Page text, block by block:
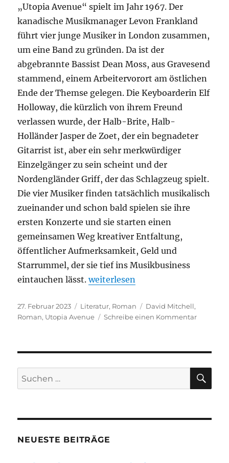
„Utopia Avenue“ spielt im Jahr 1967. Der
kanadische Musikmanager Levon Frankland
führt vier junge Musiker in London zusammen,
um eine Band zu gründen. Da ist der
abgebrannte Bassist Dean Moss, aus Gravesend
stammend, einem Arbeitervorort am östlichen
Ende der Themse gelegen. Die Keyboarderin Elf
Holloway, die kürzlich von ihrem Freund
verlassen wurde, der Halb-Brite, Halb-
Holländer Jasper de Zoet, der ein begnadeter
Gitarrist ist, aber ein sehr merkwürdiger
Einzelgänger zu sein scheint und der
Nordengländer Griff, der das Schlagzeug spielt.
Die vier Musiker finden tatsächlich musikalisch
zueinander und schon bald spielen sie ihre
ersten Konzerte und sie starten einen
gemeinsamen Weg kreativer Entfaltung,
öffentlicher Aufmerksamkeit, Geld und
Starrummel, der sie tief ins Musikbusiness
eintauchen lässt.„David Mitchell – Utopia Avenue“
weiterlesen
Veröffentlicht
am
27. Februar 2023 Kategorien
Literatur, Roman Schlagwörter
David Mitchell,
Roman, Utopia Avenue Schreibe einen Kommentarzu
Avenue
Suchen
nach:
NEUESTE BEITRÄGE